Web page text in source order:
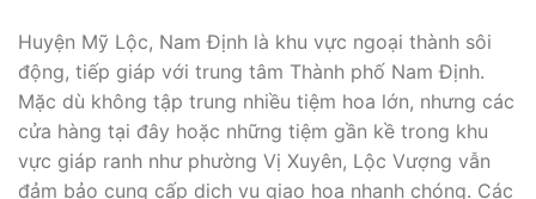
Huyện Mỹ Lộc, Nam Định là khu vực ngoại thành sôi
động, tiếp giáp với trung tâm Thành phố Nam Định.
Mặc dù không tập trung nhiều tiệm hoa lớn, nhưng các
cửa hàng tại đây hoặc những tiệm gần kề trong khu
vực giáp ranh như phường Vị Xuyên, Lộc Vượng vẫn
đảm bảo cung cấp dịch vụ giao hoa nhanh chóng. Các